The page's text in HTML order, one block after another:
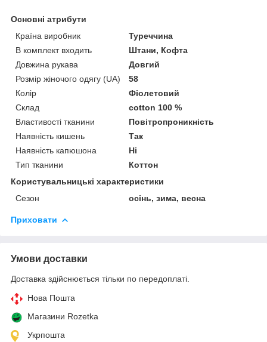
Основні атрибути
Країна виробник
Туреччина
В комплект входить
Штани, Кофта
Довжина рукава
Довгий
Розмір жіночого одягу (UA)
58
Колір
Фіолетовий
Склад
cotton 100 %
Властивості тканини
Повітропроникність
Наявність кишень
Так
Наявність капюшона
Ні
Тип тканини
Коттон
Користувальницькі характеристики
Сезон
осінь, зима, весна
Приховати
Умови доставки
Доставка здійснюється тільки по передоплаті.
Нова Пошта
Магазини Rozetka
Укрпошта